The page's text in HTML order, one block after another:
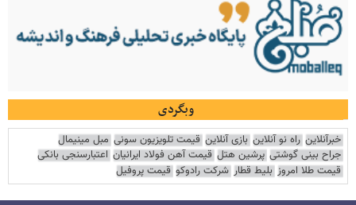
وبگردی
خبرآنلاین راه نو آنلاین بازی آنلاین قیمت تلویزیون سونی مبل مینیمال
جراح بینی گوشتی پرشین هتل قیمت آهن فولاد ایرانیان اعتبارسنجی بانکی
قیمت طلا امروز بلیط قطار شرکت رادوکو قیمت پروفیل